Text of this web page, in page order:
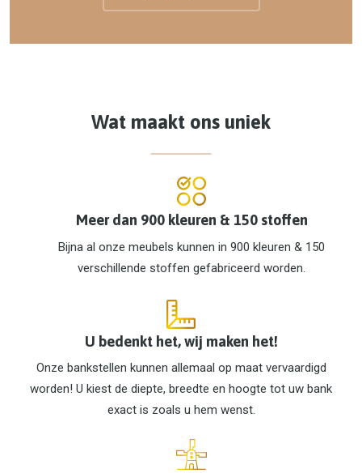
Wat maakt ons uniek
Meer dan 900 kleuren & 150 stoffen
Bijna al onze meubels kunnen in 900 kleuren & 150
verschillende stoffen gefabriceerd worden.
U bedenkt het, wij maken het!
Onze bankstellen kunnen allemaal op maat vervaardigd
worden! U kiest de diepte, breedte en hoogte tot uw bank
exact is zoals u hem wenst.